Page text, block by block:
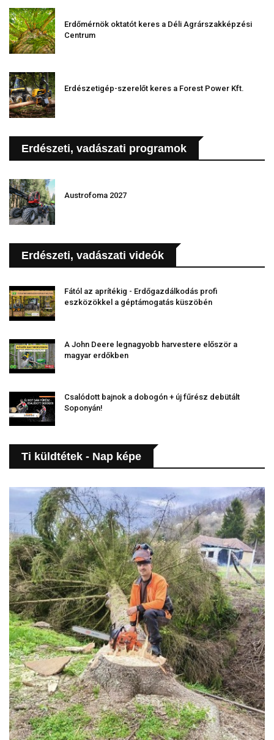
Erdőmérnök oktatót keres a Déli Agrárszakképzési
Centrum
Erdészetigép-szerelőt keres a Forest Power Kft.
Erdészeti, vadászati programok
Austrofoma 2027
Erdészeti, vadászati videók
Fától az aprítékig - Erdőgazdálkodás profi
eszközökkel a géptámogatás küszöbén
A John Deere legnagyobb harvestere először a
magyar erdőkben
Csalódott bajnok a dobogón + új fűrész debütált
Soponyán!
Ti küldtétek - Nap képe